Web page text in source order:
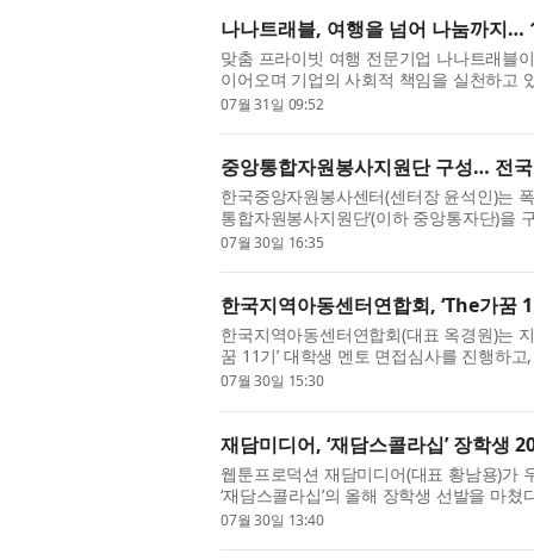
나나트래블, 여행을 넘어 나눔까지…
맞춤 프라이빗 여행 전문기업 나나트래블
이어오며 기업의 사회적 책임을 실천하고
는 것을 넘어 도움이 필요한 지역사회와
07월 31일 09:52
중앙통합자원봉사지원단 구성… 전
한국중앙자원봉사센터(센터장 윤석인)는
통합자원봉사지원단’(이하 중앙통자단)을
밀착 지원에 나선다고 밝혔다. 중앙통자단
07월 30일 16:35
한국지역아동센터연합회, ‘The가꿈
한국지역아동센터연합회(대표 옥경원)는
꿈 11기’ 대학생 멘토 면접심사를 진행하
발했다. ‘The가꿈’은 현대백화점그룹의 후
07월 30일 15:30
재담미디어, ‘재담스콜라십’ 장학생
웹툰프로덕션 재담미디어(대표 황남용)가
‘재담스콜라십’의 올해 장학생 선발을 마
통해 거둔 성과를 창작 후속 세대에게 환
07월 30일 13:40